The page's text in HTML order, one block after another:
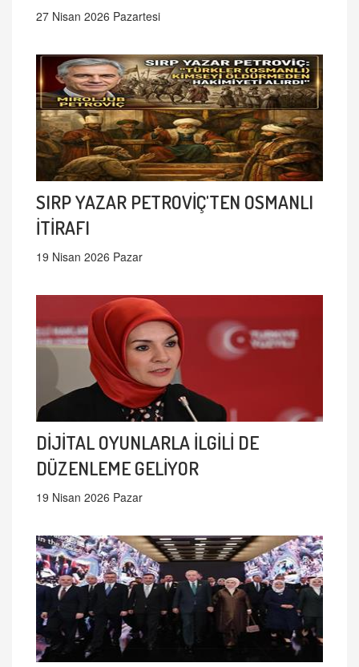
27 Nisan 2026 Pazartesi
SIRP YAZAR PETROVİÇ'TEN OSMANLI
İTİRAFI
19 Nisan 2026 Pazar
DİJİTAL OYUNLARLA İLGİLİ DE
DÜZENLEME GELİYOR
19 Nisan 2026 Pazar